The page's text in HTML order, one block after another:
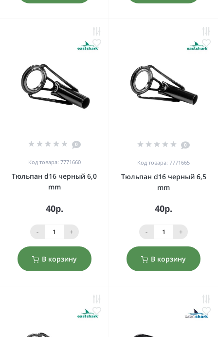
0
Код товара: 7771660
Тюльпан d16 черный 6,0
mm
40р.
- +
В корзину
0
Код товара: 7771665
Тюльпан d16 черный 6,5
mm
40р.
- +
В корзину